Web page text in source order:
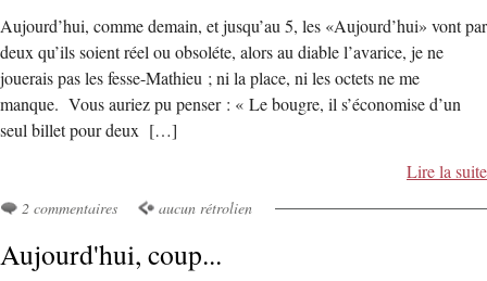
Aujourd’hui, comme demain, et jusqu’au 5, les «Aujourd’hui» vont par
deux qu’ils soient réel ou obsoléte, alors au diable l’avarice, je ne
jouerais pas les fesse-Mathieu ; ni la place, ni les octets ne me
manque. Vous auriez pu penser : « Le bougre, il s’économise d’un
seul billet pour deux […]
Lire la suite
2 commentaires aucun rétrolien
Aujourd'hui, coup...